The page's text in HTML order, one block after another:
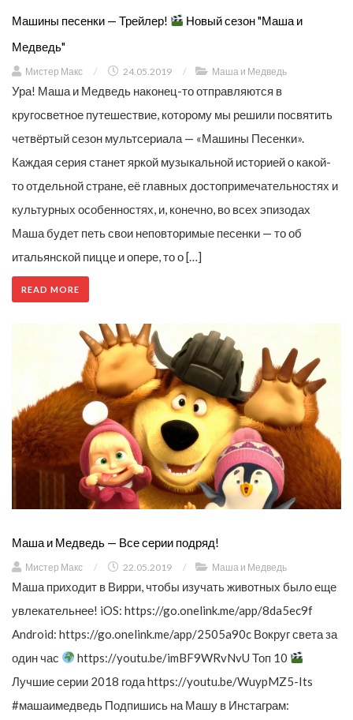
Машины песенки — Трейлер!
Новый сезон "Маша и
Медведь"
Мистер Макс / 24.05.2019 / Маша и Медведь
Ура! Маша и Медведь наконец-то отправляются в
кругосветное путешествие, которому мы решили посвятить
четвёртый сезон мультсериала — «Машины Песенки».
Каждая серия станет яркой музыкальной историей о какой-
то отдельной стране, её главных достопримечательностях и
культурных особенностях, и, конечно, во всех эпизодах
Маша будет петь свои неповторимые песенки — то об
итальянской пицце и опере, то о […]
READ MORE
Маша и Медведь — Все серии подряд!
Мистер Макс / 22.05.2019 / Маша и Медведь
Маша приходит в Вирри, чтобы изучать животных было еще
увлекательнее! iOS: https://go.onelink.me/app/8da5ec9f
Android: https://go.onelink.me/app/2505a90c Вокруг света за
один час
https://youtu.be/imBF9WRvNvU Топ 10
Лучшие серии 2018 года https://youtu.be/WuypMZ5-Its
#машаимедведь Подпишись на Машу в Инстаграм: